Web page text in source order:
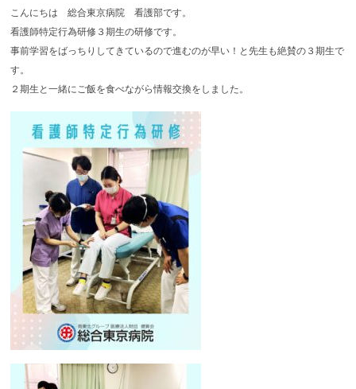
こんにちは 総合東京病院 看護部です。
看護師特定行為研修３期生の研修です。
事前学習をばっちりしてきているので進むのが早い！と先生も絶賛の３期生で
す。
２期生と一緒にご飯を食べながら情報交換をしました。